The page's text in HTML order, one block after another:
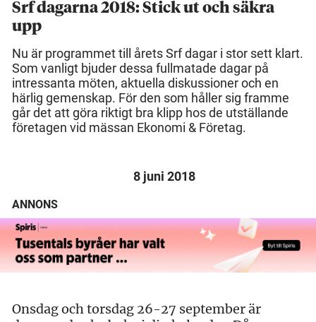
Srf dagarna 2018: Stick ut och säkra
upp
Nu är programmet till årets Srf dagar i stor sett klart.
Som vanligt bjuder dessa fullmatade dagar på
intressanta möten, aktuella diskussioner och en
härlig gemenskap. För den som håller sig framme
går det att göra riktigt bra klipp hos de utställande
företagen vid mässan Ekonomi & Företag.
8 juni 2018
ANNONS
Onsdag och torsdag 26-27 september är